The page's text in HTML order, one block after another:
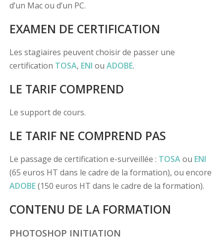
d’un Mac ou d’un PC.
EXAMEN DE CERTIFICATION
Les stagiaires peuvent choisir de passer une
certification TOSA, ENI ou ADOBE.
LE TARIF COMPREND
Le support de cours.
LE TARIF NE COMPREND PAS
Le passage de certification e-surveillée : TOSAou ENI
(65 euros HT dans le cadre de la formation), ou encore
ADOBE(150 euros HT dans le cadre de la formation).
CONTENU DE LA FORMATION
PHOTOSHOP INITIATION